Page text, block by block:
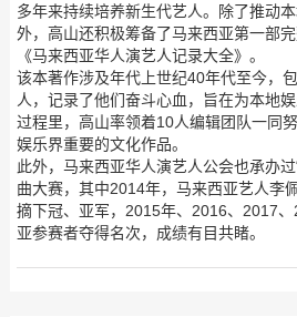
多年来持续培养新生代艺人。除了推动
外，高山还积极筹备了马来西亚第一部
《马来西亚华人演艺人记录大全》。
该本著作涉及年代上世纪40年代至今，
人，记录了他们奋斗心血，旨在为本地
过程里，高山率领着10人编辑团队一同
娱乐界重要的文化作品。
此外，马来西亚华人演艺人公会也承办
曲大赛，其中2014年，马来西亚艺人李
摘下冠、亚军，2015年、2016、2017
亚参赛者夺得名次，成绩有目共睹。